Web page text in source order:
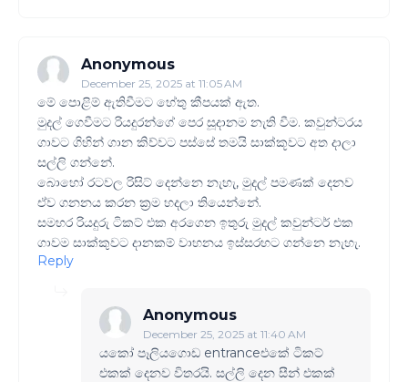
Anonymous
December 25, 2025 at 11:05 AM
මේ පොළිම් ඇතිවීමට හේතු කීපයක් ඇත.
මුදල් ගෙවීමට රියදුරන්ගේ පෙර සූදානම නැති වීම. කවුන්ටරය
ගාවට ගිහින් ගාන කිව්වට පස්සේ තමයි සාක්කූවට අත දාලා
සල්ලි ගන්නේ.
බොහෝ රටවල රිසිට් දෙන්නෙ නැහැ, මුදල් පමණක් දෙනව
ඒව ගනනය කරන ක්‍රම හදලා තියෙන්නේ.
සමහර රියදුරු ටිකට් එක අරගෙන ඉතුරු මුදල් කවුන්ටර් එක
ගාවම සාක්කුවට දානකම් වාහනය ඉස්සරහට ගන්නෙ නැහැ.
Reply
Anonymous
December 25, 2025 at 11:40 AM
යකෝ පෑලියගොඩ entranceඑකේ ටිකට්
එකක් දෙනව විතරයි. සල්ලි දෙන සීන් එකක්